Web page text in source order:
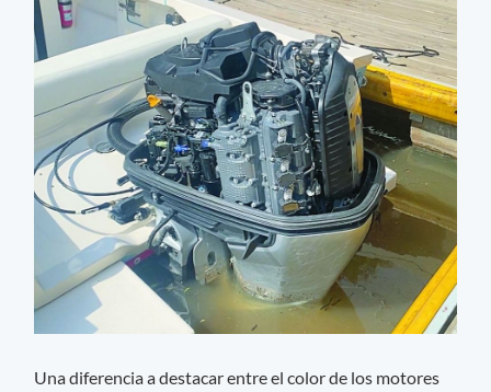
Una diferencia a destacar entre el color de los motores